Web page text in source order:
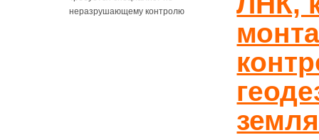
неразрушающему контролю